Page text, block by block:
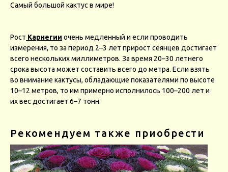
Самый большой кактус в мире!
Рост Карнегии очень медленный и если проводить
измерения, то за период 2–3 лет прирост сеянцев достигает
всего нескольких миллиметров. За время 20–30 летнего
срока высота может составить всего до метра. Если взять
во внимание кактусы, обладающие показателями по высоте
10–12 метров, то им примерно исполнилось 100–200 лет и
их вес достигает 6–7 тонн.
Рекомендуем также приобрести